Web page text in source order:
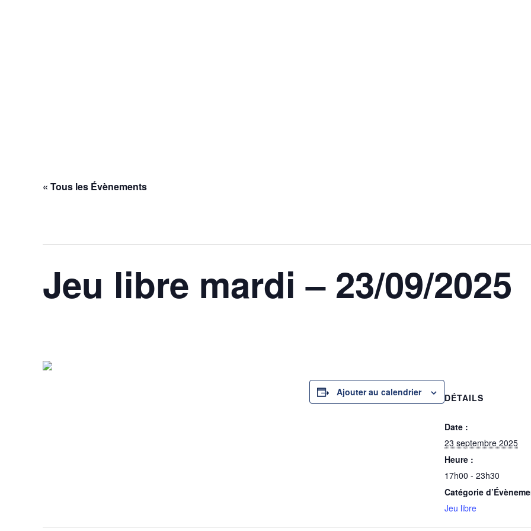
« Tous les Évènements
Jeu libre mardi – 23/09/2025
Ajouter au calendrier DÉTAILS
Date :
23 septembre 2025
Heure :
17h00 - 23h30
Catégorie
Jeu libre